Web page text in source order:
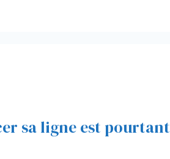
sa ligne est pourtant